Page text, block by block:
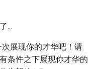
...
展现你的才华吧！请
条件之下展现你才华的